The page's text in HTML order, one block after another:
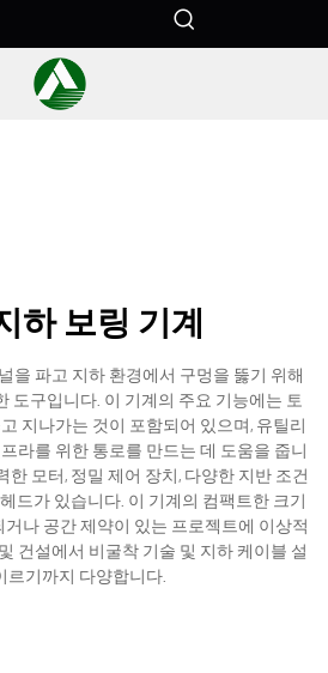
하 보링 기계
을 파고 지하 환경에서 구멍을 뚫기 위해
도구입니다. 이 기계의 주요 기능에는 토
지나가는 것이 포함되어 있으며, 유틸리
라를 위한 통로를 만드는 데 도움을 줍니
한 모터, 정밀 제어 장치, 다양한 지반 조건
드가 있습니다. 이 기계의 컴팩트한 크기
나 공간 제약이 있는 프로젝트에 이상적
건설에서 비굴착 기술 및 지하 케이블 설
르기까지 다양합니다.